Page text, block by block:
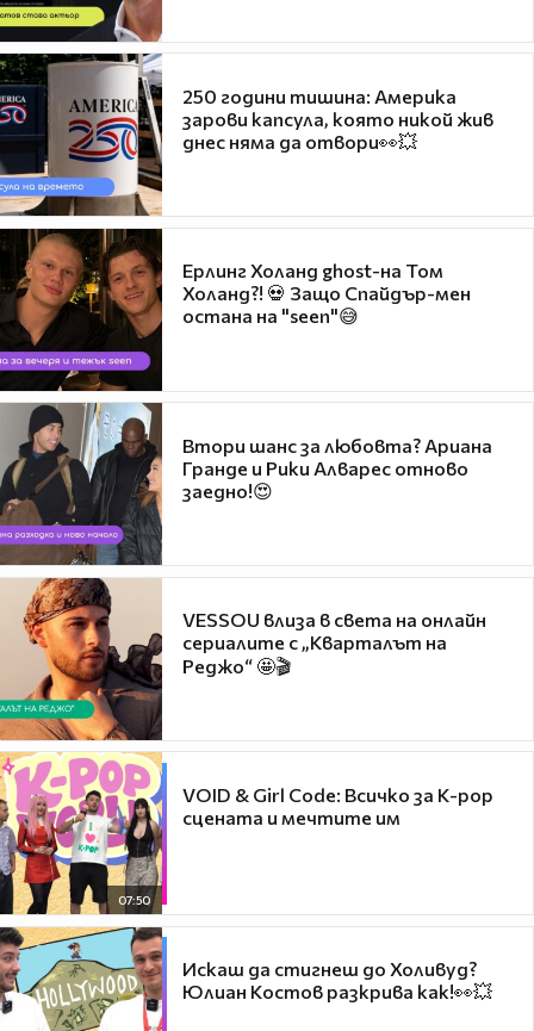
250 години тишина: Америка
зарови капсула, която никой жив
днес няма да отвори👀💥
Ерлинг Холанд ghost-на Том
Холанд?! 💀 Защо Спайдър-мен
остана на "seen"😅
Втори шанс за любовта? Ариана
Гранде и Рики Алварес отново
заедно!😍
VESSOU влиза в света на онлайн
сериалите с „Кварталът на
Реджо“ 🤩🎬
07:50
VOID & Girl Code: Всичко за K-pop
сцената и мечтите им
Искаш да стигнеш до Холивуд?
Юлиан Костов разкрива как!👀💥